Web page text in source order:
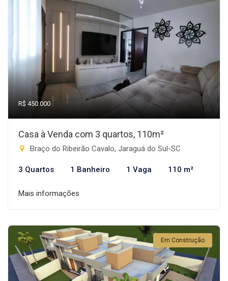
R$ 450.000
Casa à Venda com 3 quartos, 110m²
Braço do Ribeirão Cavalo, Jaraguá do Sul-SC
3 Quartos 1 Banheiro 1 Vaga 110 m²
Mais informações
Em Construção